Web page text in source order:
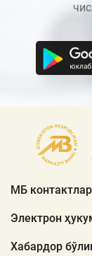
МБ
Электрон
Хабардор